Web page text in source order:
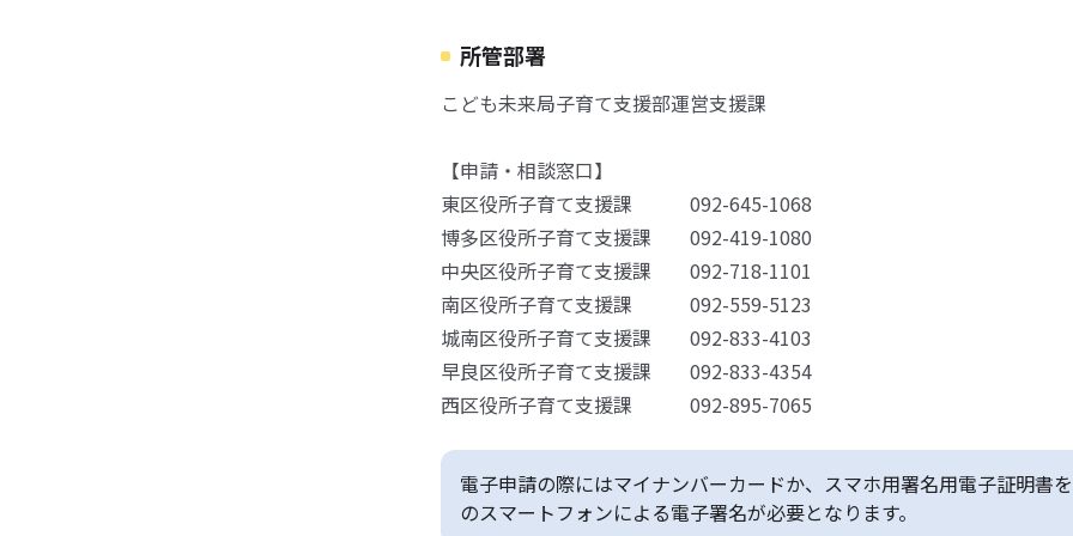
所管部署
こども未来局子育て支援部運営支援課
【申請・相談窓口】
東区役所子育て支援課 092-645-1068
博多区役所子育て支援課 092-419-1080
中央区役所子育て支援課 092-718-1101
南区役所子育て支援課 092-559-5123
城南区役所子育て支援課 092-833-4103
早良区役所子育て支援課 092-833-4354
西区役所子育て支援課 092-895-7065
電子申請の際にはマイナンバーカードか、スマホ用署名用電子証明書
のスマートフォンによる電子署名が必要となります。